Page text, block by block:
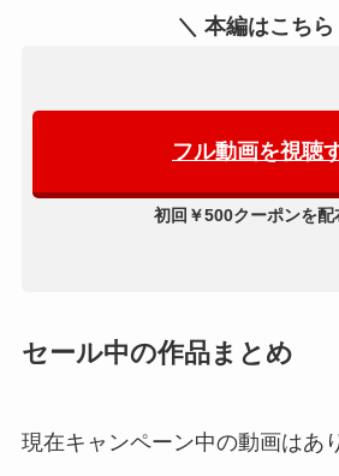
＼ 本編はこちら
フル動画を視聴
初回￥500クーポンを配
セール中の作品まとめ
現在キャンペーン中の動画はあ